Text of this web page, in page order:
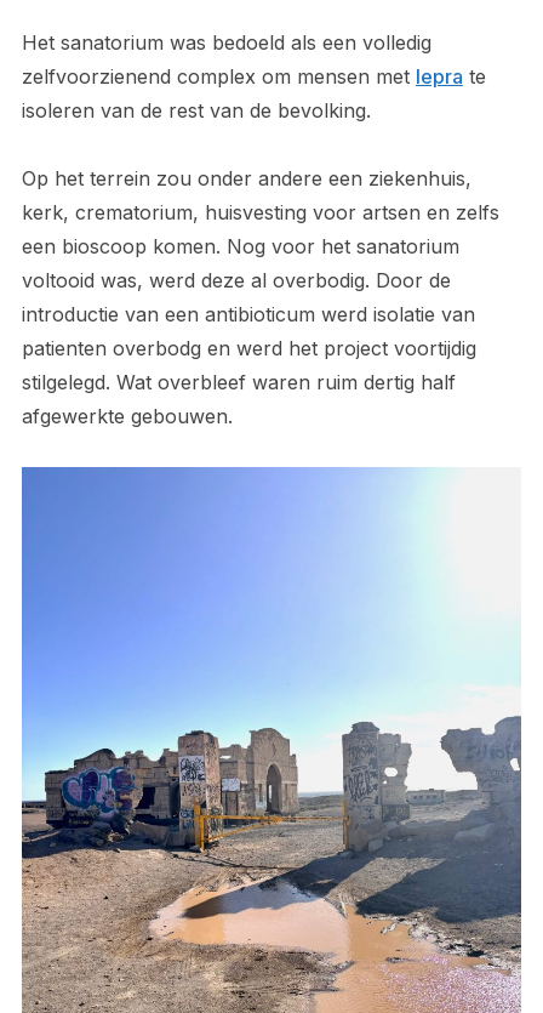
Het sanatorium was bedoeld als een volledig
zelfvoorzienend complex om mensen met lepra te
isoleren van de rest van de bevolking.
Op het terrein zou onder andere een ziekenhuis,
kerk, crematorium, huisvesting voor artsen en zelfs
een bioscoop komen. Nog voor het sanatorium
voltooid was, werd deze al overbodig. Door de
introductie van een antibioticum werd isolatie van
patienten overbodg en werd het project voortijdig
stilgelegd. Wat overbleef waren ruim dertig half
afgewerkte gebouwen.